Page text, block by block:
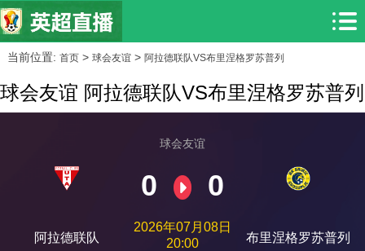
当前位置: 首页> 球会友谊> 阿拉德联队VS布里涅格罗苏普列
球会友谊 阿拉德联队VS布里涅格罗苏普列
阿拉德联队
球会友谊
0 0
2026年07月08日
20:00
布里涅格罗苏普列